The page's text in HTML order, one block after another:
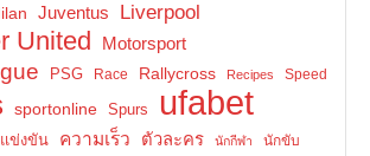
Juventus Liverpool
United Motorsport
PSG Race Rallycross Recipes Speed
sportonline Spurs ufabet
ข่งขัน ความเร็ว ตัวละคร นักกีฬา นักขับ